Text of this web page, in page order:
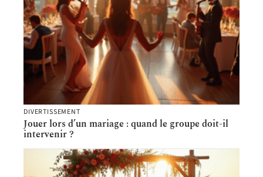
DIVERTISSEMENT
Jouer lors d’un mariage : quand le groupe doit-il
intervenir ?